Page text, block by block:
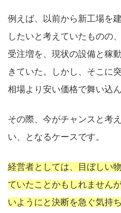
例えば、以前から新工場を
したいと考えていたものの
受注増を、現状の設備と稼
きていた。しかし、そこに
相場より安い価格で舞い込
その際、今がチャンスと考
い、となるケースです。
経営者としては、目ぼしい
ていたことかもしれません
いようにと決断を急ぐ気持